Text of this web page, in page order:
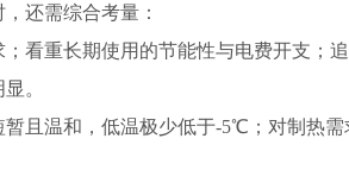
还需综合考量：
看重长期使用的节能性与电费开支；
。
且温和，低温极少低于-5℃；对制热需